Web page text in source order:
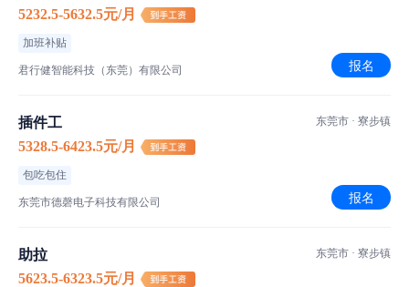
5232.5-5632.5元/月
加班补贴
君行健智能科技（东莞）有限公司 报名
插件工
5328.5-6423.5元/月
包吃包住
东莞市德磬电子科技有限公司
东莞市 · 寮步镇
报名
助拉
5623.5-6323.5元/月
东莞市 · 寮步镇